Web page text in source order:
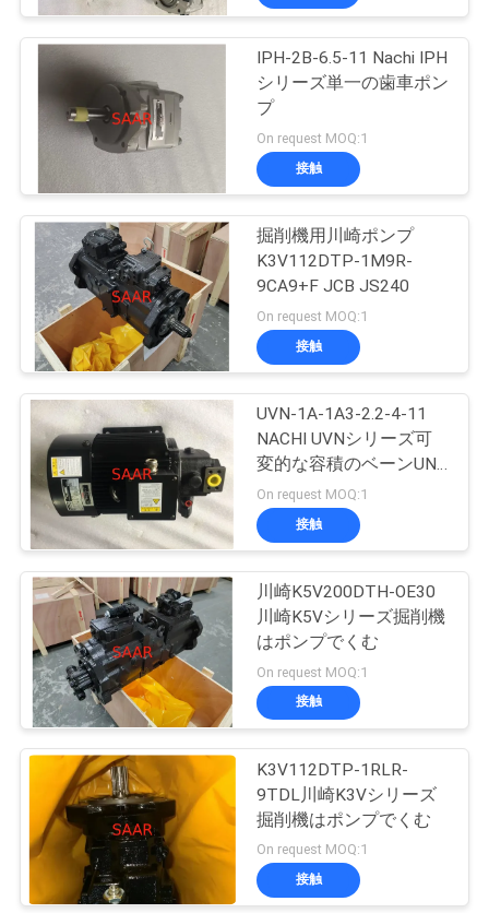
管
達
し
な
さ
い
引
用
を
要
求
な
さ
油研の油圧ポンプ
油研の油圧弁
88
ハイダックの濾材
146
濾材
IPH-2B-6.5-11 Nachi IPH
シリーズ単一の歯車ポン
プ
On request MOQ:1
接触
掘削機用川崎ポンプ
K3V112DTP-1M9R-
9CA9+F JCB JS240
On request MOQ:1
接触
UVN-1A-1A3-2.2-4-11
NACHI UVNシリーズ可
変的な容積のベーンUNI-
PUMP
On request MOQ:1
接触
川崎K5V200DTH-OE30
川崎K5Vシリーズ掘削機
はポンプでくむ
On request MOQ:1
接触
K3V112DTP-1RLR-
9TDL川崎K3Vシリーズ
掘削機はポンプでくむ
On request MOQ:1
接触